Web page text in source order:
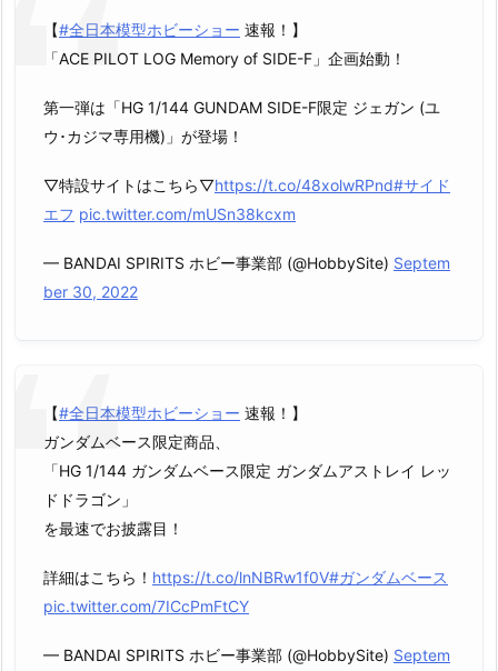
【#全日本模型ホビーショー 速報！】
「ACE PILOT LOG Memory of SIDE-F」企画始動！
第一弾は「HG 1/144 GUNDAM SIDE-F限定 ジェガン (ユ
ウ･カジマ専用機)」が登場！
▽特設サイトはこちら▽https://t.co/48xolwRPnd#サイド
エフ pic.twitter.com/mUSn38kcxm
— BANDAI SPIRITS ホビー事業部 (@HobbySite) Septem
ber 30, 2022
【#全日本模型ホビーショー 速報！】
ガンダムベース限定商品、
「HG 1/144 ガンダムベース限定 ガンダムアストレイ レッ
ドドラゴン」
を最速でお披露目！
詳細はこちら！ https://t.co/lnNBRw1f0V#ガンダムベース
pic.twitter.com/7ICcPmFtCY
— BANDAI SPIRITS ホビー事業部 (@HobbySite) Septem